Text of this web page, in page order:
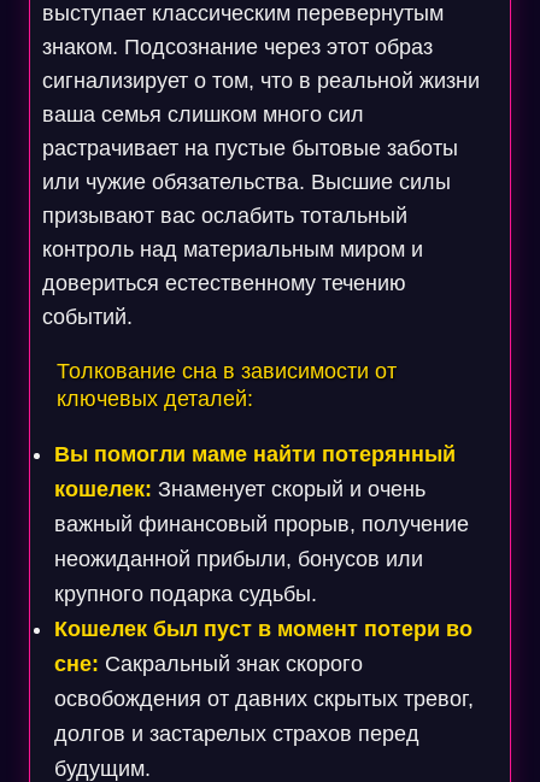
выступает классическим перевернутым
знаком. Подсознание через этот образ
сигнализирует о том, что в реальной жизни
ваша семья слишком много сил
растрачивает на пустые бытовые заботы
или чужие обязательства. Высшие силы
призывают вас ослабить тотальный
контроль над материальным миром и
довериться естественному течению
событий.
Толкование сна в зависимости от
ключевых деталей:
Вы помогли маме найти потерянный
кошелек: Знаменует скорый и очень
важный финансовый прорыв, получение
неожиданной прибыли, бонусов или
крупного подарка судьбы.
Кошелек был пуст в момент потери во
сне: Сакральный знак скорого
освобождения от давних скрытых тревог,
долгов и застарелых страхов перед
будущим.